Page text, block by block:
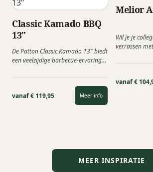
Classic Kamado BBQ
13″
De Patton Classic Kamado 13" biedt
een veelzijdige barbecue-ervaring
vanaf € 119,95 Meer info
Melior
Wil je je
verrassen
vanaf €
MEER INSPIRATIE